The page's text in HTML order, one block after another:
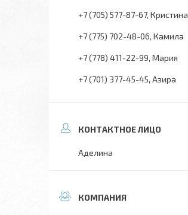
+7 (705) 577-87-67 Кристина
+7 (775) 702-48-06 Камила
+7 (778) 411-22-99 Мария
+7 (701) 377-45-45 Азира
Аделина